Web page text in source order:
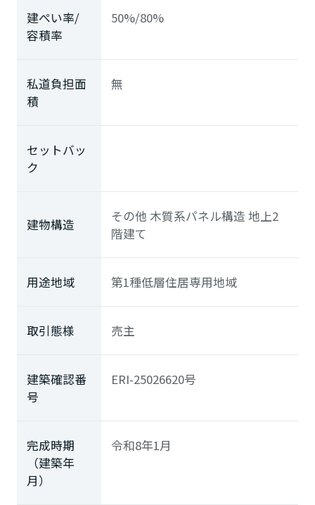
建ぺい率/
容積率
50%/80%
私道負担面
積
無
セットバッ
ク
建物構造
その他 木質系パネル構造 地上2
階建て
用途地域 第1種低層住居専用地域
取引態様 売主
建築確認番
号
ERI-25026620号
完成時期
（建築年
月）
令和8年1月